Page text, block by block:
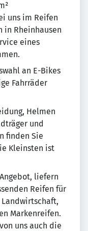
uns im Reifen
in Rheinhausen
eines
an E-Bikes
Fahrräder
Helmen
und
finden Sie
Kleinsten ist
liefern
Reifen für
Landwirtschaft,
Markenreifen.
uns auch die